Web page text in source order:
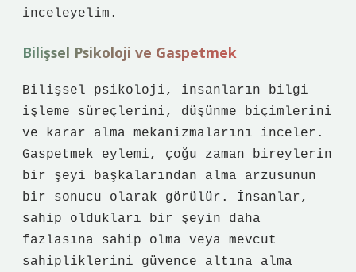
inceleyelim.
Bilişsel Psikoloji ve Gaspetmek
Bilişsel psikoloji, insanların bilgi
işleme süreçlerini, düşünme biçimlerini
ve karar alma mekanizmalarını inceler.
Gaspetmek eylemi, çoğu zaman bireylerin
bir şeyi başkalarından alma arzusunun
bir sonucu olarak görülür. İnsanlar,
sahip oldukları bir şeyin daha
fazlasına sahip olma veya mevcut
sahipliklerini güvence altına alma